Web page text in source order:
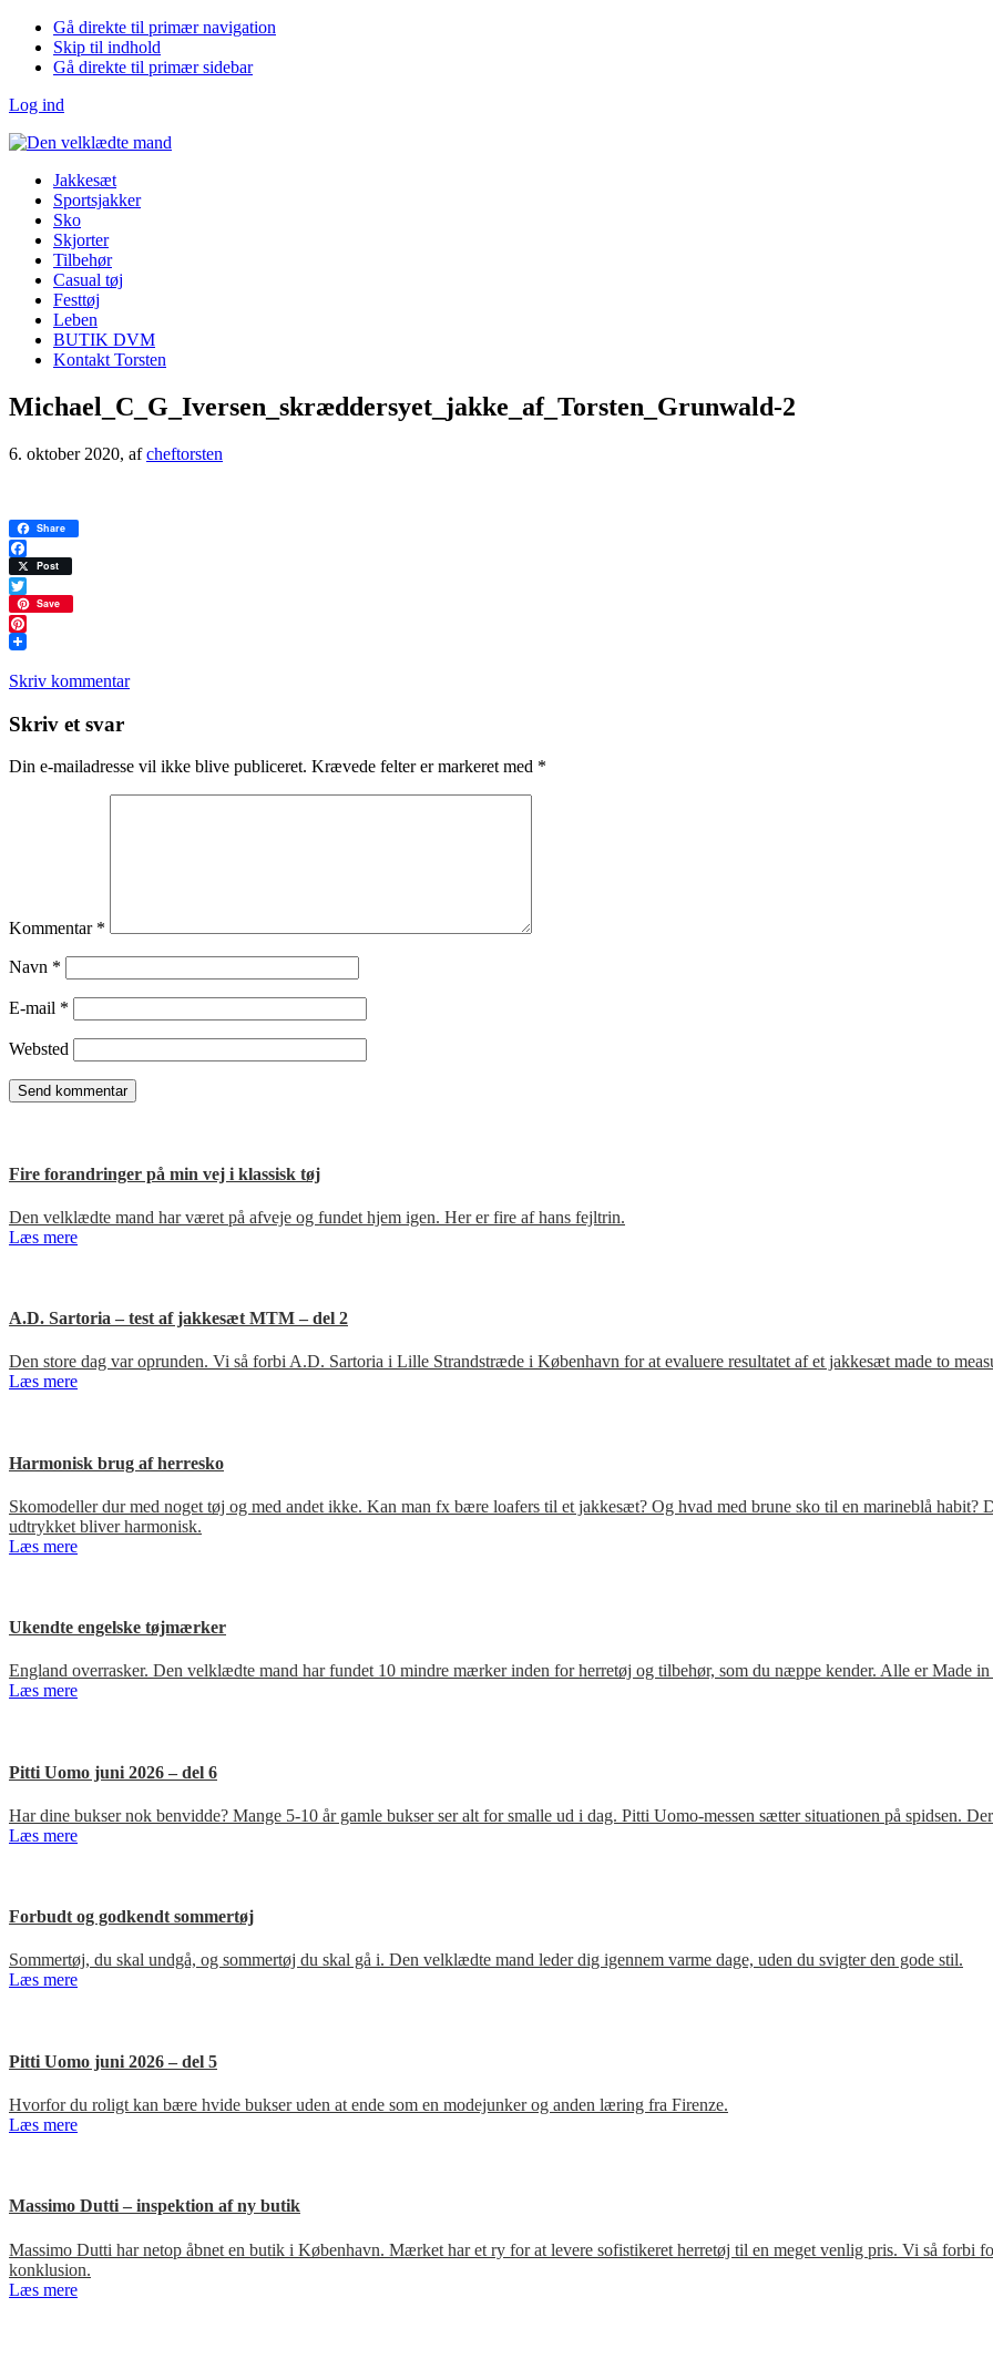
Gå direkte til primær navigation
Skip til indhold
Gå direkte til primær sidebar
Log ind
Jakkesæt
Sportsjakker
Sko
Skjorter
Tilbehør
Casual tøj
Festtøj
Leben
BUTIK DVM
Kontakt Torsten
Michael_C_G_Iversen_skræddersyet_jakke_af_Torsten_Grunwald-2
6. oktober 2020, afcheftorsten
Share
Facebook
Post
Twitter
Save
Pinterest
Skriv kommentar
Læserinteraktioner
Skriv et svar
Din e-mailadresse vil ikke blive publiceret. Krævede felter er markeret med *
Kommentar *
Navn *
E-mail *
Websted
Fire forandringer på min vej i klassisk tøj
Den velklædte mand har været på afveje og fundet hjem igen. Her er fire af hans fejltrin.
Læs mere
A.D. Sartoria – test af jakkesæt MTM – del 2
Den store dag var oprunden. Vi så forbi A.D. Sartoria i Lille Strandstræde i København for at evaluere resultatet af et jakkesæt made to
Læs mere
Harmonisk brug af herresko
Skomodeller dur med noget tøj og med andet ikke. Kan man fx bære loafers til et jakkesæt? Og hvad med brune sko til en marineblå
udtrykket bliver harmonisk.
Læs mere
Ukendte engelske tøjmærker
England overrasker. Den velklædte mand har fundet 10 mindre mærker inden for herretøj og tilbehør, som du næppe kender. Alle er Made
Læs mere
Pitti Uomo juni 2026 – del 6
Har dine bukser nok benvidde? Mange 5-10 år gamle bukser ser alt for smalle ud i dag. Pitti Uomo-messen sætter situationen på spidsen.
Læs mere
Forbudt og godkendt sommertøj
Sommertøj, du skal undgå, og sommertøj du skal gå i. Den velklædte mand leder dig igennem varme dage, uden du svigter den gode stil.
Læs mere
Pitti Uomo juni 2026 – del 5
Hvorfor du roligt kan bære hvide bukser uden at ende som en modejunker og anden læring fra Firenze.
Læs mere
Massimo Dutti – inspektion af ny butik
Massimo Dutti har netop åbnet en butik i København. Mærket har et ry for at levere sofistikeret herretøj til en meget venlig pris. Vi så forbi
konklusion.
Læs mere